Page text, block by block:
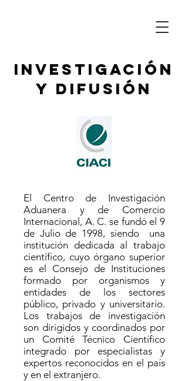
Investigación
y Difusión
El Centro de Investigación
Aduanera y de Comercio
Internacional, A. C. se fundó el 9
de Julio de 1998, siendo una
institución dedicada al trabajo
científico, cuyo órgano superior
es el Consejo de Instituciones
formado por organismos y
entidades de los sectores
público, privado y universitario.
Los trabajos de investigación
son dirigidos y coordinados por
un Comité Técnico Científico
integrado por especialistas y
expertos reconocidos en el país
y en el extranjero.